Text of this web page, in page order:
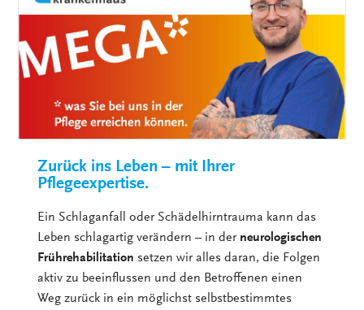
Zurück ins Leben – mit Ihrer
Pflegeexpertise.
Ein Schlaganfall oder Schädelhirntrauma kann das
Leben schlagartig verändern – in der neurologischen
Frührehabilitation setzen wir alles daran, die Folgen
aktiv zu beeinflussen und den Betroffenen einen
Weg zurück in ein möglichst selbstbestimmtes